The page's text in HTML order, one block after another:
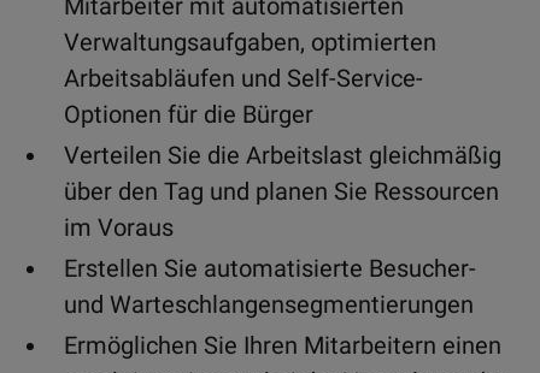
Verwaltungsaufgaben, optimierten
Arbeitsabläufen und Self-Service-
Optionen für die Bürger
Verteilen Sie die Arbeitslast gleichmäßig
über den Tag und planen Sie Ressourcen
im Voraus
Erstellen Sie automatisierte Besucher-
und Warteschlangensegmentierungen
Ermöglichen Sie Ihren Mitarbeitern einen